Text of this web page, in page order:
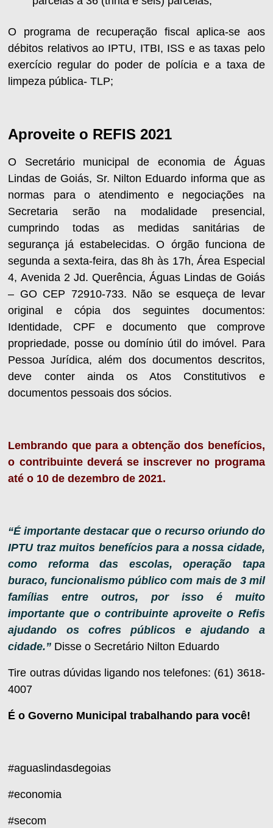
O programa de recuperação fiscal aplica-se aos
débitos relativos ao IPTU, ITBI, ISS e as taxas pelo
exercício regular do poder de polícia e a taxa de
limpeza pública- TLP;
Aproveite o REFIS 2021
O Secretário municipal de economia de Águas
Lindas de Goiás, Sr. Nilton Eduardo informa que as
normas para o atendimento e negociações na
Secretaria serão na modalidade presencial,
cumprindo todas as medidas sanitárias de
segurança já estabelecidas. O órgão funciona de
segunda a sexta-feira, das 8h às 17h, Área Especial
4, Avenida 2 Jd. Querência, Águas Lindas de Goiás
– GO CEP 72910-733. Não se esqueça de levar
original e cópia dos seguintes documentos:
Identidade, CPF e documento que comprove
propriedade, posse ou domínio útil do imóvel. Para
Pessoa Jurídica, além dos documentos descritos,
deve conter ainda os Atos Constitutivos e
documentos pessoais dos sócios.
Lembrando que para a obtenção dos benefícios,
o contribuinte deverá se inscrever no programa
até o 10 de dezembro de 2021.
“É importante destacar que o recurso oriundo do
IPTU traz muitos benefícios para a nossa cidade,
como reforma das escolas, operação tapa
buraco, funcionalismo público com mais de 3 mil
famílias entre outros, por isso é muito
importante que o contribuinte aproveite o Refis
ajudando os cofres públicos e ajudando a
cidade.” Disse o Secretário Nilton Eduardo
Tire outras dúvidas ligando nos telefones: (61) 3618-
4007
É o Governo Municipal trabalhando para você!
#aguaslindasdegoias
#economia
#secom